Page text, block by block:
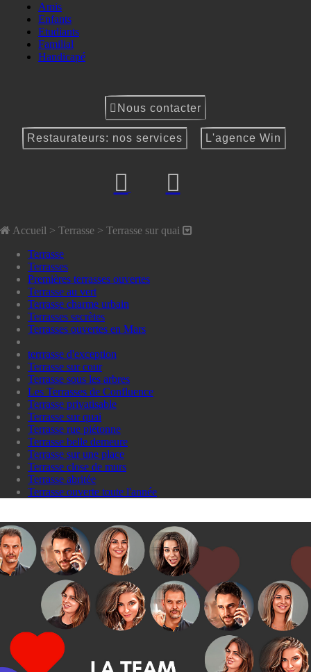
Amis
Enfants
Etudiants
Familial
Handicapé
Nous contacter
Restaurateurs: nos services L'agence Win
Accueil > Terrasse > Terrasse sur quai
Terrasse
Terrasses
Premières terrasses ouvertes
Terrasse au vert
Terrasse charme urbain
Terrasses secrètes
Terrasses ouvertes en Mars
terrrasse d'exception
Terrasse sur cour
Terrasse sous les arbres
Les Terrasses de Confluence
Terrasse privatisable
Terrasse sur quai
Terrasse rue piétonne
Terrasse belle demeure
Terrasse sur une place
Terrasse close de murs
Terrasse abritée
Terrasse ouverte toute l'année